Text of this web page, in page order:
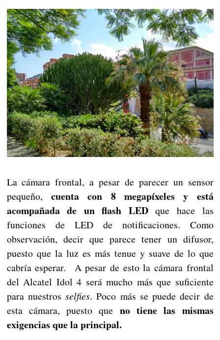
La cámara frontal, a pesar de parecer un sensor
pequeño, cuenta con 8 megapíxeles y está
acompañada de un flash LEDque hace las
funciones de LED de notificaciones. Como
observación, decir que parece tener un difusor,
puesto que la luz es más tenue y suave de lo que
cabría esperar. A pesar de esto la cámara frontal
del Alcatel Idol 4 será mucho más que suficiente
para nuestros ​ selfies. Poco más se puede decir de
esta cámara, puesto que no tiene las mismas
exigencias que la principal.